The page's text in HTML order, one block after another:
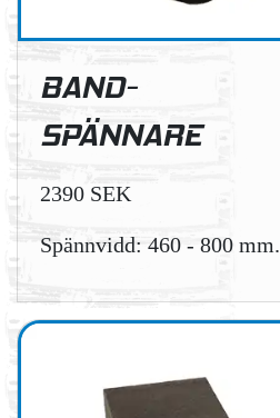
BAND-
SPÄNNARE
2390 SEK
Spännvidd: 460 - 800 mm.